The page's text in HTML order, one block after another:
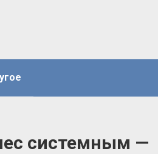
системным —